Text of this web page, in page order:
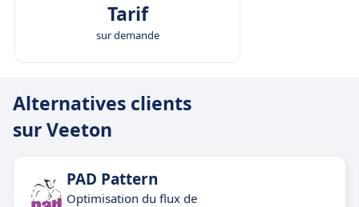
Tarif
sur demande
Alternatives clients
sur Veeton
PAD Pattern
Optimisation du flux de